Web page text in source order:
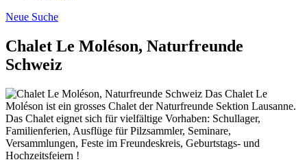
Neue Suche
Chalet Le Moléson, Naturfreunde
Schweiz
Das Chalet Le
Moléson ist ein grosses Chalet der Naturfreunde Sektion Lausanne.
Das Chalet eignet sich für vielfältige Vorhaben: Schullager,
Familienferien, Ausflüge für Pilzsammler, Seminare,
Versammlungen, Feste im Freundeskreis, Geburtstags- und
Hochzeitsfeiern !